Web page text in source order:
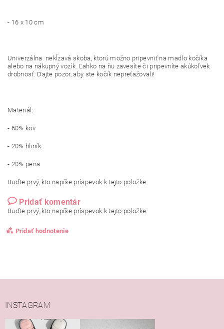
- 16 x 10 cm
Univerzálna nekĺzavá skoba, ktorú možno pripevniť na madlo kočíka
alebo na nákupný vozík. Ľahko na ňu zavesíte či pripevníte akúkoľvek
drobnosť. Dajte pozor, aby ste kočík nepreťažovali!
Materiál:
- 60% kov
- 20% hliník
- 20% pena
Buďte prvý, kto napíše príspevok k tejto položke.
Pridať komentár
Buďte prvý, kto napíše príspevok k tejto položke.
Pridať hodnotenie
INSTAGRAM